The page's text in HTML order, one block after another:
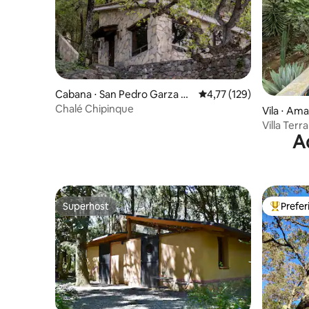
Cabana ⋅ San Pedro Garza G
arcía
4,77 de uma avaliação
4,77 (129)
Chalé Chipinque
Vila ⋅
tl
Villa
Superhost
Superhost Entre